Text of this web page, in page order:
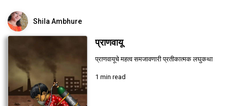
Shila Ambhure
प्राणवायू
प्राणवायूचे महत्व समजावणारी प्रतीकात्मक लघुकथा
1 min read